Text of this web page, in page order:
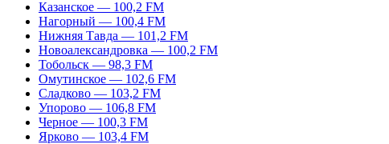
Казанское — 100,2 FM
Нагорный — 100,4 FM
Нижняя Тавда — 101,2 FM
Новоалександровка — 100,2 FM
Тобольск — 98,3 FM
Омутинское — 102,6 FM
Сладково — 103,2 FM
Упорово — 106,8 FM
Черное — 100,3 FM
Ярково — 103,4 FM